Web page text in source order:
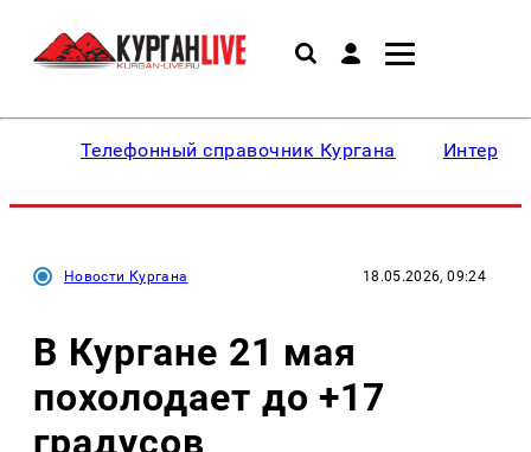
Телефонный справочник Кургана
Новости Кургана 18.05.2026, 09:24
В Кургане 21 мая
похолодает до +17
градусов